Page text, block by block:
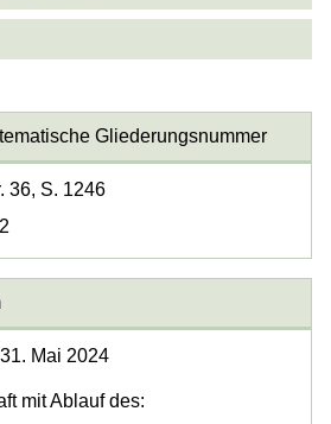
Gliederungsnummer
36, S. 1246
Mai 2024
mit Ablauf des: